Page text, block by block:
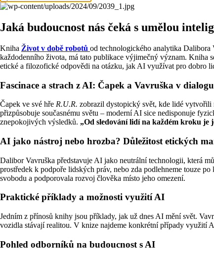
Jaká budoucnost nás čeká s umělou
Kniha Život v době robotů od technologického analytika Dalibora
každodenního života, má tato publikace výjimečný význam. Kniha
etické a filozofické odpovědi na otázku, jak AI využívat pro dobro
Fascinace a strach z AI: Čapek a Vavruška v
Čapek ve své hře R.U.R. zobrazil dystopický svět, kde lidé vytvořili
přizpůsobuje současnému světu – moderní AI sice nedisponuje
znepokojivých výsledků. „Od sledování lidí na každém kroku je
AI jako nástroj nebo hrozba? Důležitost etických
Dalibor Vavruška představuje AI jako neutrální technologii, která
prostředek k podpoře lidských práv, nebo zda podlehneme touze
svobodu a podporovala rozvoj člověka místo jeho omezení.
Praktické příklady a možnosti využití AI
Jedním z přínosů knihy jsou příklady, jak už dnes AI mění svět.
vozidla stávají realitou. V knize najdeme konkrétní případy využití
Pohled odborníků na budoucnost s AI